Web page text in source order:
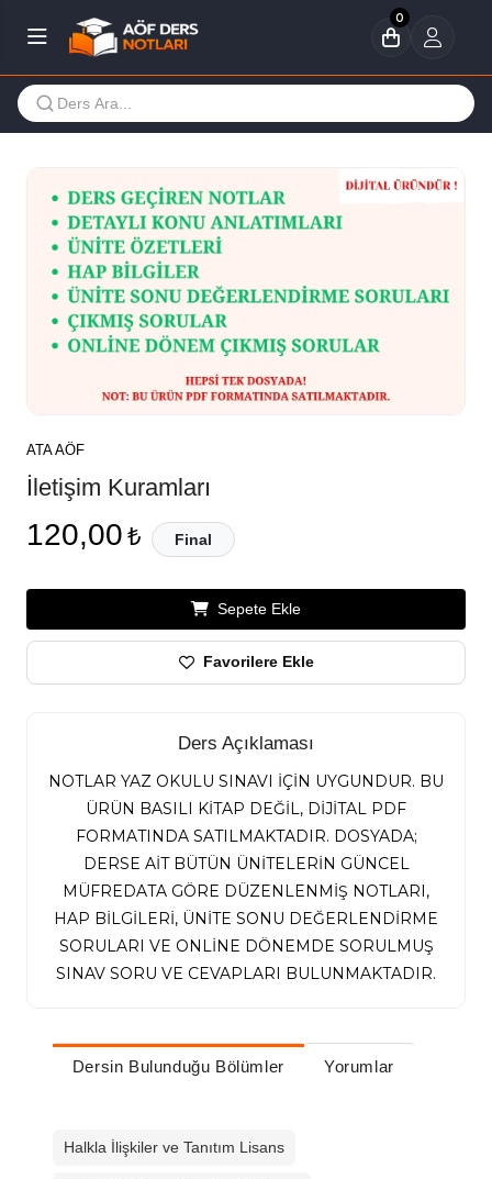
0
ATA AÖF
İletişim Kuramları
120,00 ₺ Final
Sepete Ekle
Favorilere Ekle
Ders Açıklaması
NOTLAR YAZ OKULU SINAVI İÇİN UYGUNDUR. BU
ÜRÜN BASILI KİTAP DEĞİL, DİJİTAL PDF
FORMATINDA SATILMAKTADIR. DOSYADA;
DERSE AİT BÜTÜN ÜNİTELERİN GÜNCEL
MÜFREDATA GÖRE DÜZENLENMİŞ NOTLARI,
HAP BİLGİLERİ, ÜNİTE SONU DEĞERLENDİRME
SORULARI VE ONLİNE DÖNEMDE SORULMUŞ
SINAV SORU VE CEVAPLARI BULUNMAKTADIR.
Dersin Bulunduğu Bölümler Yorumlar
Halkla İlişkiler ve Tanıtım Lisans